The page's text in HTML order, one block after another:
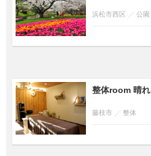
浜松市西区 公園
整体room 晴
藤枝市 整体